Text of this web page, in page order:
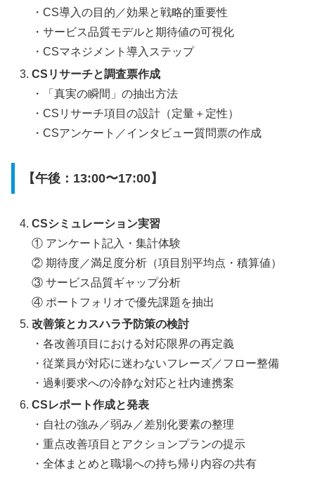
・CS導入の目的／効果と戦略的重要性
・サービス品質モデルと期待値の可視化
・CSマネジメント導入ステップ
CSリサーチと調査票作成
・「真実の瞬間」の抽出方法
・CSリサーチ項目の設計（定量＋定性）
・CSアンケート／インタビュー質問票の作成
【午後：13:00〜17:00】
CSシミュレーション実習
① アンケート記入・集計体験
② 期待度／満足度分析（項目別平均点・積算値）
③ サービス品質ギャップ分析
④ ポートフォリオで優先課題を抽出
改善策とカスハラ予防策の検討
・各改善項目における対応限界の再定義
・従業員が対応に迷わないフレーズ／フロー整備
・過剰要求への冷静な対応と社内連携案
CSレポート作成と発表
・自社の強み／弱み／差別化要素の整理
・重点改善項目とアクションプランの提示
・全体まとめと職場への持ち帰り内容の共有